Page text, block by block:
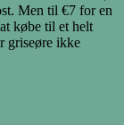
Men til €7 for en
købe til et helt
griseøre ikke